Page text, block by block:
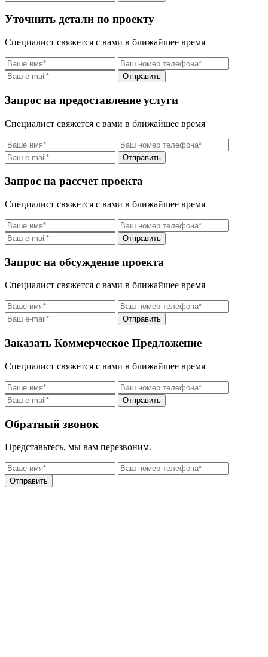
Уточнить детали по проекту
Специалист свяжется с вами в ближайшее время
Отправить
Запрос на предоставление услуги
Специалист свяжется с вами в ближайшее время
Отправить
Запрос на рассчет проекта
Специалист свяжется с вами в ближайшее время
Отправить
Запрос на обсуждение проекта
Специалист свяжется с вами в ближайшее время
Отправить
Заказать Коммерческое Предложение
Специалист свяжется с вами в ближайшее время
Отправить
Обратный звонок
Представьтесь, мы вам перезвоним.
Отправить